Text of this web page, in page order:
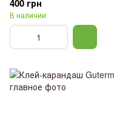
400 грн
В наличии